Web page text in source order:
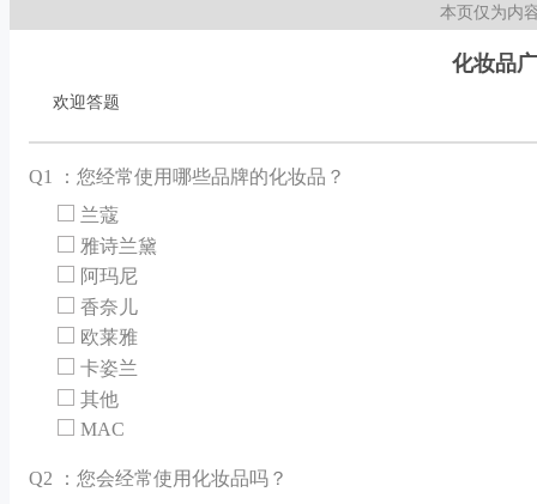
本页仅为内
化妆品
欢迎答题
Q1 ：您经常使用哪些品牌的化妆品？
兰蔻
雅诗兰黛
阿玛尼
香奈儿
欧莱雅
卡姿兰
其他
MAC
Q2 ：您会经常使用化妆品吗？